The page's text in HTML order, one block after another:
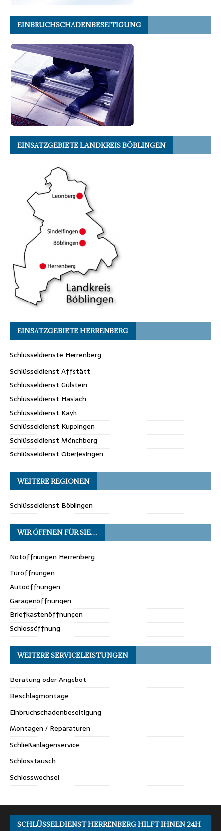
EINBRUCHSCHADENBESEITIGUNG
EINSATZGEBIETE LANDKREIS BÖBLINGEN
EINSATZGEBIETE HERRENBERG
Schlüsseldienste Herrenberg
Schlüsseldienst Affstätt
Schlüsseldienst Gülstein
Schlüsseldienst Haslach
Schlüsseldienst Kayh
Schlüsseldienst Kuppingen
Schlüsseldienst Mönchberg
Schlüsseldienst Oberjesingen
WEITERE REGIONEN
Schlüsseldienst Böblingen
WIR ÖFFNEN FÜR SIE…
Notöffnungen Herrenberg
Türöffnungen
Autoöffnungen
Garagenöffnungen
Briefkastenöffnungen
Schlossöffnung
WEITERE SERVICELEISTUNGEN
Beratung oder Angebot
Beschlagmontage
Einbruchschadenbeseitigung
Montagen / Reparaturen
Schließanlagenservice
Schlosstausch
Schlosswechsel
SCHLÜSSELDIENST HERRENBERG HILFT IHNEN 24H